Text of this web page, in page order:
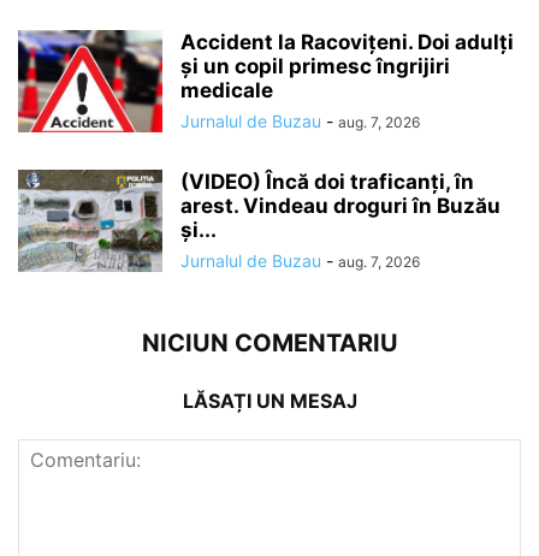
Accident la Racovițeni. Doi adulți
și un copil primesc îngrijiri
medicale
Jurnalul de Buzau - aug. 7, 2026
(VIDEO) Încă doi traficanți, în
arest. Vindeau droguri în Buzău
și...
Jurnalul de Buzau - aug. 7, 2026
NICIUN COMENTARIU
LĂSAȚI UN MESAJ